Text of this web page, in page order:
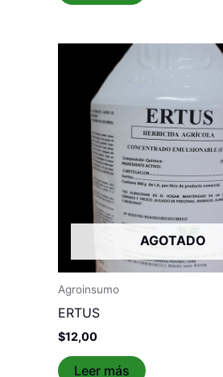
AGOTADO
Agroinsumo
ERTUS
$12,00
Leer más